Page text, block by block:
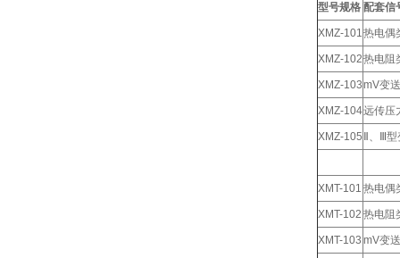
型号规格 配套信
XMZ-101热电偶
XMZ-102热电阻
XMZ-103mV变
XMZ-104远传压
XMZ-105 Ⅱ、Ⅲ
XMT-101 热电偶
XMT-102 热电阻
XMT-103 mV变